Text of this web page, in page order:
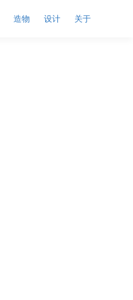
造物 设计 关于